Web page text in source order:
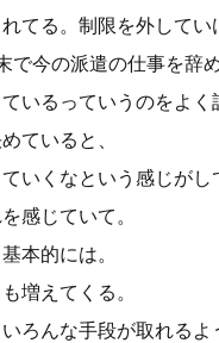
てる。制限を外してい
今の派遣の仕事を辞め
いるっていうのをよく
ていると、
いくなという感じがし
感じていて。
本的には。
増えてくる。
ろんな手段が取れるよ